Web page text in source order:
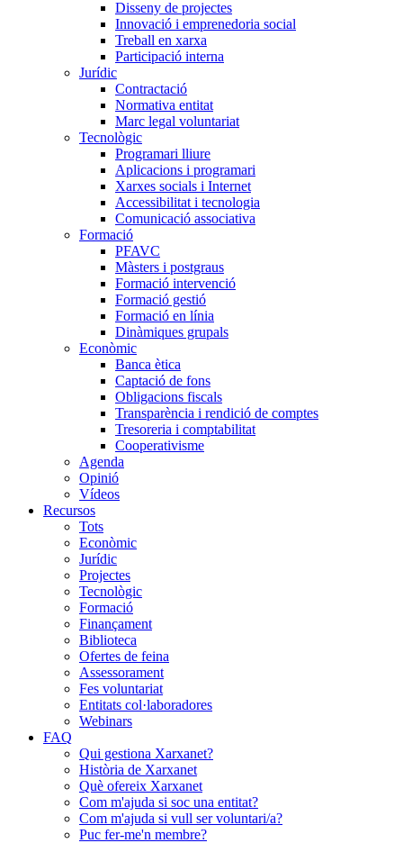
Disseny de projectes
Innovació i emprenedoria social
Treball en xarxa
Participació interna
Jurídic
Contractació
Normativa entitat
Marc legal voluntariat
Tecnològic
Programari lliure
Aplicacions i programari
Xarxes socials i Internet
Accessibilitat i tecnologia
Comunicació associativa
Formació
PFAVC
Màsters i postgraus
Formació intervenció
Formació gestió
Formació en línia
Dinàmiques grupals
Econòmic
Banca ètica
Captació de fons
Obligacions fiscals
Transparència i rendició de comptes
Tresoreria i comptabilitat
Cooperativisme
Agenda
Opinió
Vídeos
Recursos
Tots
Econòmic
Jurídic
Projectes
Tecnològic
Formació
Finançament
Biblioteca
Ofertes de feina
Assessorament
Fes voluntariat
Entitats col·laboradores
Webinars
FAQ
Qui gestiona Xarxanet?
Història de Xarxanet
Què ofereix Xarxanet
Com m'ajuda si soc una entitat?
Com m'ajuda si vull ser voluntari/a?
Puc fer-me'n membre?